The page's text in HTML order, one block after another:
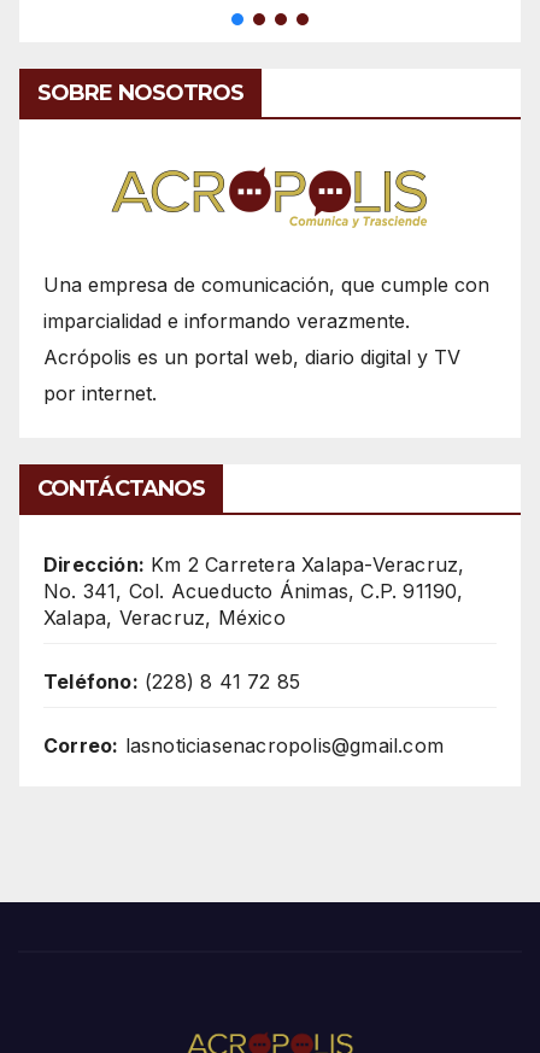
SOBRE NOSOTROS
Una empresa de comunicación, que cumple con
imparcialidad e informando verazmente.
Acrópolis es un portal web, diario digital y TV
por internet.
CONTÁCTANOS
Dirección: Km 2 Carretera Xalapa-Veracruz,
No. 341, Col. Acueducto Ánimas, C.P. 91190,
Xalapa, Veracruz, México
Teléfono: (228) 8 41 72 85
Correo: lasnoticiasenacropolis@gmail.com